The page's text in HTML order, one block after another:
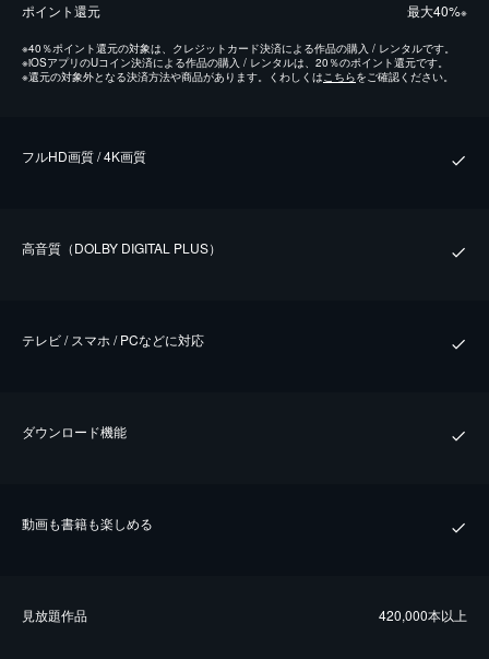
ポイント還元 最⼤40%※
※40％ポイント還元の対象は、クレジットカード決済による作品の購入 / レンタルです。
※iOSアプリのUコイン決済による作品の購入 / レンタルは、20％のポイント還元です。
※還元の対象外となる決済方法や商品があります。くわしくはこちらをご確認ください。
フルHD画質 / 4K画質
⾼⾳質（DOLBY DIGITAL PLUS）
テレビ / スマホ / PCなどに対応
ダウンロード機能
動画も書籍も楽しめる
⾒放題作品 420,000本以上